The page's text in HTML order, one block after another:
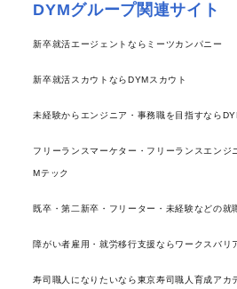
DYMグループ関連サイト
新卒就活エージェントならミーツカンパニー
新卒就活スカウトならDYMスカウト
未経験からエンジニア・事務職を目指すなら
フリーランスマーケター・フリーランスエンジ
Mテック
既卒・第二新卒・フリーター・未経験などの就
障がい者雇用・就労移行支援ならワークスバリ
寿司職人になりたいなら東京寿司職人育成アカ